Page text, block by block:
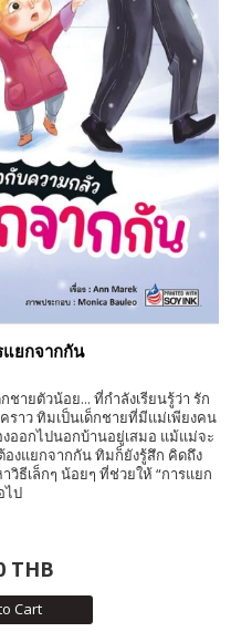
ยกจากกัน
ชายตัวน้อย... ที่กำลังเรียนรู้ว่า รัก
ราว ทิมเป็นเด็กชายที่มีแม่เพียงคน
ออกไปนอกบ้านอยู่เสมอ แม้แม่จะ
งแยกจากกัน ทิมก็ยังรู้สึก คิดถึง
ธีเล็กๆ น้อยๆ ที่ช่วยให้ “การแยก
ไป
THB
Cart